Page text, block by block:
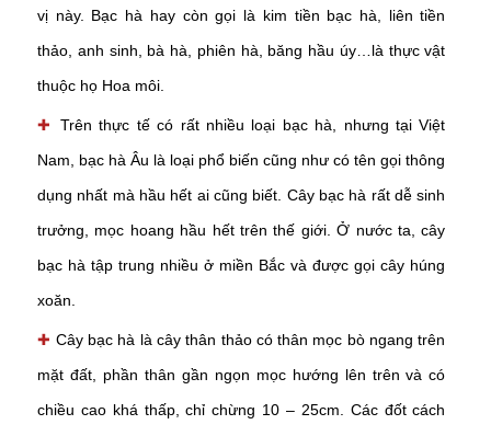
vị này. Bạc hà hay còn gọi là kim tiền bạc hà, liên tiền
thảo, anh sinh, bà hà, phiên hà, băng hầu úy…là thực vật
thuộc họ Hoa môi.
✚ Trên thực tế có rất nhiều loại bạc hà, nhưng tại Việt
Nam, bạc hà Âu là loại phổ biến cũng như có tên gọi thông
dụng nhất mà hầu hết ai cũng biết. Cây bạc hà rất dễ sinh
trưởng, mọc hoang hầu hết trên thế giới. Ở nước ta, cây
bạc hà tập trung nhiều ở miền Bắc và được gọi cây húng
xoăn.
✚ Cây bạc hà là cây thân thảo có thân mọc bò ngang trên
mặt đất, phần thân gần ngọn mọc hướng lên trên và có
chiều cao khá thấp, chỉ chừng 10 – 25cm. Các đốt cách